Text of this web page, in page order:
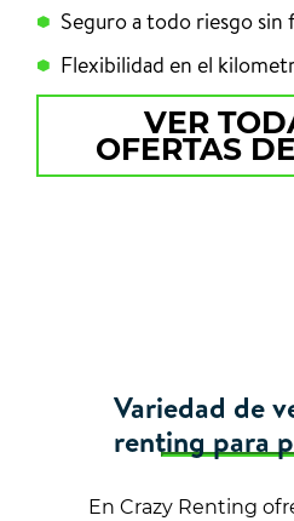
Seguro a todo riesgo sin
Flexibilidad en el
VER
OFERTAS
Variedad de
renting para
En Crazy Renting